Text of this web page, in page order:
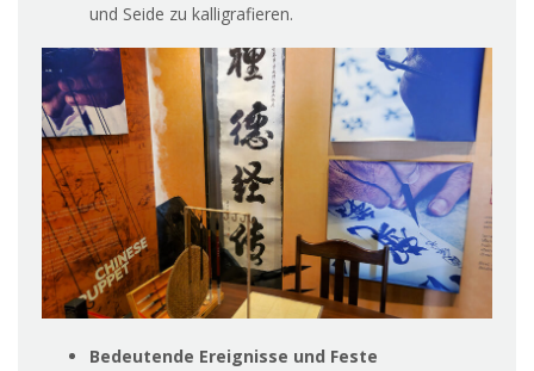
und Seide zu kalligrafieren.
Bedeutende Ereignisse und Feste